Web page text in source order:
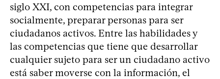
siglo XXI, con competencias para integrar
socialmente, preparar personas para ser
ciudadanos activos. Entre las habilidades y
las competencias que tiene que desarrollar
cualquier sujeto para ser un ciudadano activo
está saber moverse con la información, el